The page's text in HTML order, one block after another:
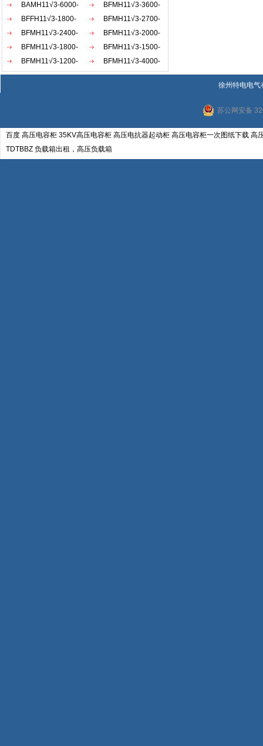
1×3W
1×3W
BAMH11√3-6000-
1×3W
BFMH11√3-3600-
1×3W
BFFH11√3-1800-
1×3W
BFMH11√3-2700-
1×3W
BFMH11√3-2400-
1×3W
BFMH11√3-2000-
1×3W
BFMH11√3-1800-
1×3W
BFMH11√3-1500-
1×3W
BFMH11√3-1200-
1×3W
BFMH11√3-4000-
1×3W
徐州特电电气
苏公网安备
百度 高压电容柜 35KV高压电容柜 高压电抗器起动柜 高压电容柜一次图纸下载 高
TDTBBZ 负载箱出租，高压负载箱